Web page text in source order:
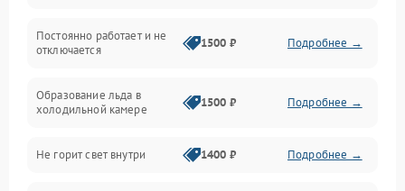
Постоянно работает и не
отключается
1500 ₽ Подробнее →
Образование льда в
холодильной камере
1500 ₽ Подробнее →
Не горит свет внутри 1400 ₽ Подробнее →